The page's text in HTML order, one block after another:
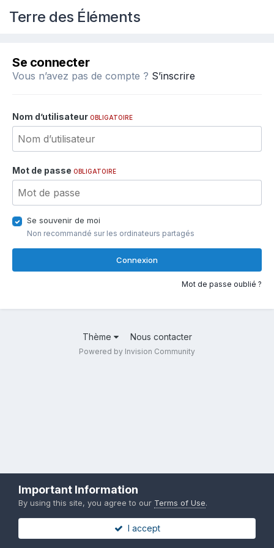
Terre des Éléments
Se connecter
Vous n’avez pas de compte ? S’inscrire
Nom d’utilisateur OBLIGATOIRE
Mot de passe OBLIGATOIRE
Se souvenir de moi
Non recommandé sur les ordinateurs partagés
Connexion
Mot de passe oublié ?
Thème Nous contacter
Powered by Invision Community
Important Information
By using this site, you agree to our Terms of Use.
I accept